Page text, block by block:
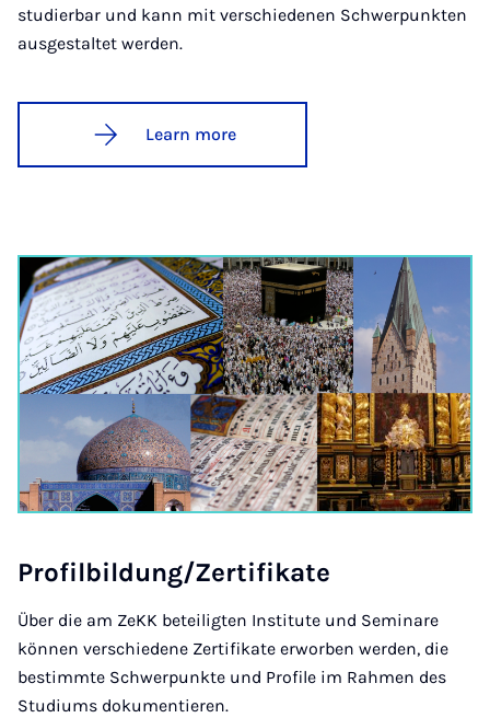
studierbar und kann mit verschiedenen Schwerpunkten
ausgestaltet werden.
Learn more
Pro­fil­b­ildung/Zer­ti­fikate
Über die am ZeKK beteiligten Institute und Seminare
können verschiedene Zertifikate erworben werden, die
bestimmte Schwerpunkte und Profile im Rahmen des
Studiums dokumentieren.